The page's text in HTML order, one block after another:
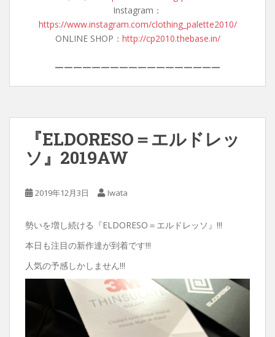
Instagram：
https://www.instagram.com/clothing_palette2010/
ONLINE SHOP： http://cp2010.thebase.in/
——————————————————
『ELDORESO＝エルドレッ
ソ』2019AW
2019年12月3日 Iwata
勢いを増し続ける『ELDORESO＝エルドレッソ』!!!
本日も注目の新作達が到着です!!!
人気の予感しかしません!!!